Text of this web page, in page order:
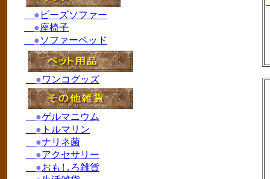
● ビーズソファー
●座椅子
●ソファーベッド
●ワンコグッズ
●ゲルマニウム
● トルマリン
●ナリネ菌
●アクセサリー
●おもしろ雑貨